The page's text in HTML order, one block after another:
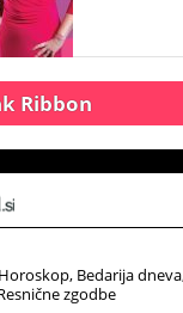
Ribbon
Horoskop Bedarija dneva
zgodbe